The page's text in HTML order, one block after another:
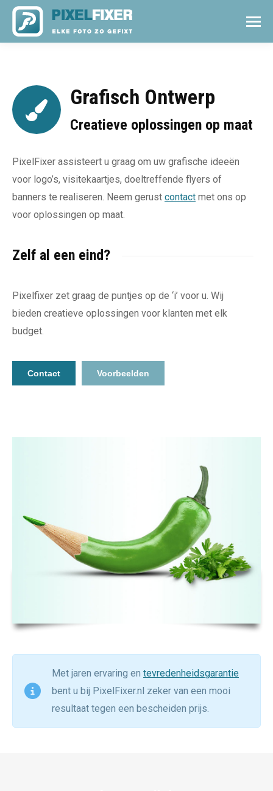
Grafisch Ontwerp
Creatieve oplossingen op maat
PixelFixer assisteert u graag om uw grafische ideeën
voor logo’s, visitekaartjes, doeltreffende flyers of
banners te realiseren. Neem gerust contact met ons op
voor oplossingen op maat.
Zelf al een eind?
Pixelfixer zet graag de puntjes op de ‘i’ voor u. Wij
bieden creatieve oplossingen voor klanten met elk
budget.
Contact Voorbeelden
Met jaren ervaring en tevredenheidsgarantie
bent u bij PixelFixer.nl zeker van een mooi
resultaat tegen een bescheiden prijs.